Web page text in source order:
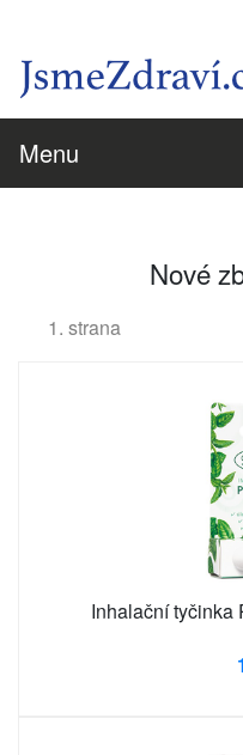
Menu
Nové
1. strana
Inhalační tyčinka